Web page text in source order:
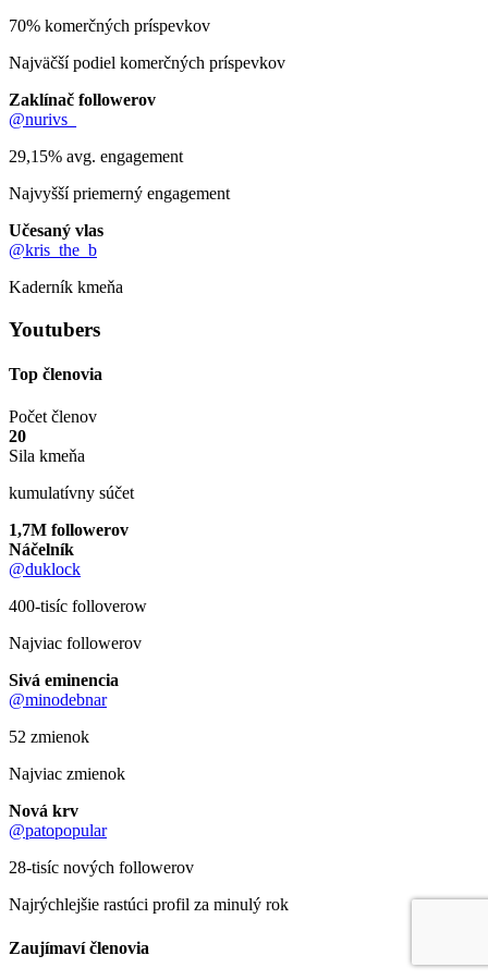
70% komerčných príspevkov
Najväčší podiel komerčných príspevkov
Zaklínač followerov
@nurivs_
29,15% avg. engagement
Najvyšší priemerný engagement
Učesaný vlas
@kris_the_b
Kaderník kmeňa
Youtubers
Top členovia
Počet členov
20
Sila kmeňa
kumulatívny súčet
1,7M followerov
Náčelník
@duklock
400-tisíc folloverow
Najviac followerov
Sivá eminencia
@minodebnar
52 zmienok
Najviac zmienok
Nová krv
@patopopular
28-tisíc nových followerov
Najrýchlejšie rastúci profil za minulý rok
Zaujímaví členovia